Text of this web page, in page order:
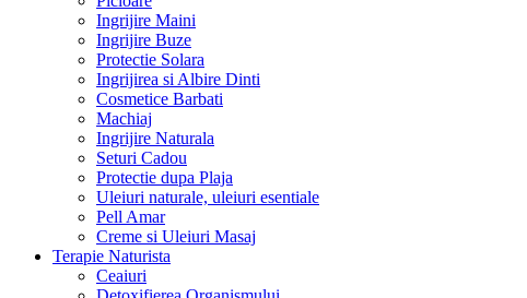
Ingrijire Maini
Ingrijire Buze
Protectie Solara
Ingrijirea si Albire Dinti
Cosmetice Barbati
Machiaj
Ingrijire Naturala
Seturi Cadou
Protectie dupa Plaja
Uleiuri naturale, uleiuri esentiale
Pell Amar
Creme si Uleiuri Masaj
Terapie Naturista
Ceaiuri